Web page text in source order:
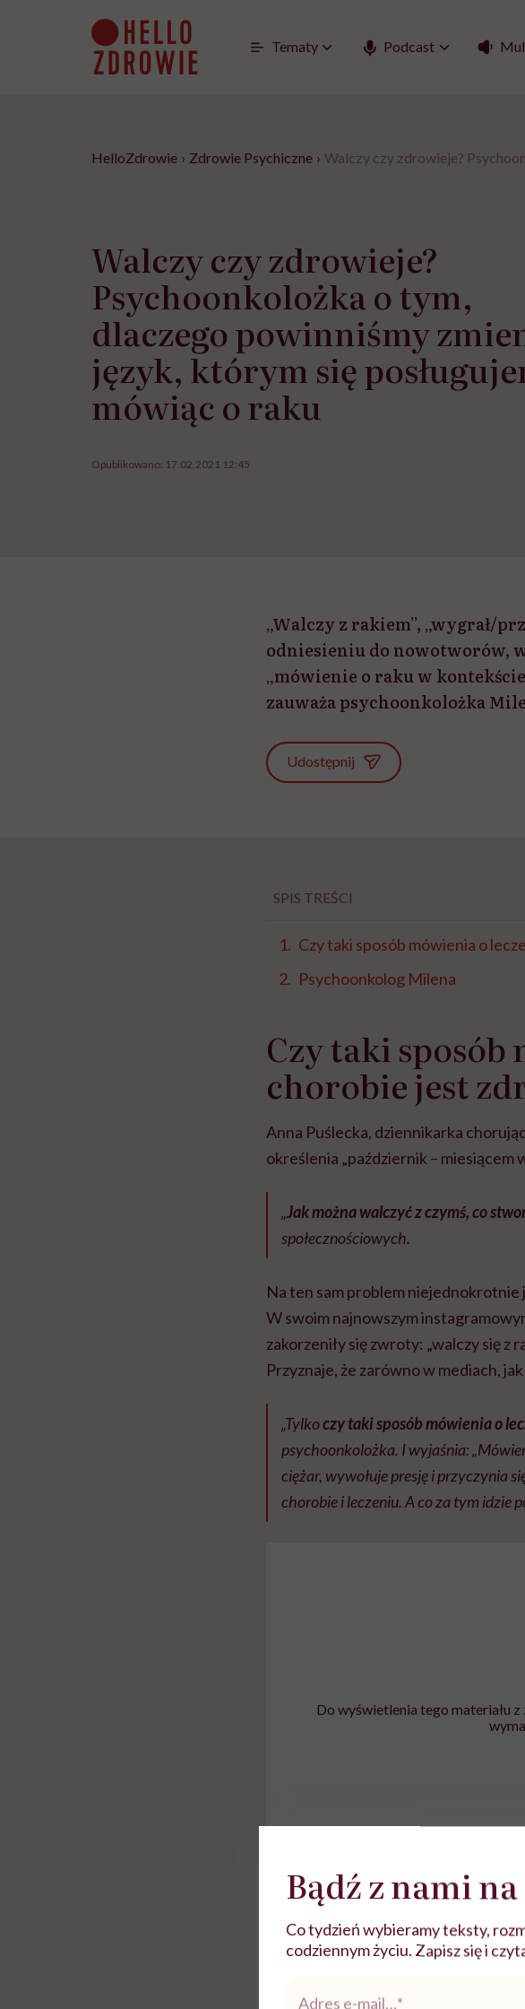
Tematy Podcast
HelloZdrowie › Zdrowie Psychiczne › Walczy czy zdrowieje?
Walczy czy zdrowieje?
Psychoonkolożka o tym,
dlaczego powinniśmy
język, którym się
mówiąc o raku
Opublikowano: 17.02.2021 12:45
„Walczy z rakiem”, „wygrał/
odniesieniu do nowotworów,
„mówienie o raku w
zauważa psychoonkolożka
Udostępnij
SPIS TREŚCI
Czy taki sposób mówienia o
Psychoonkolog Milena
Czy taki
chorobie jest
Anna Puślecka, dziennikarka
określenia „październik – miesiącem
„Jak można walczyć z czymś, co
społecznościowych.
Na ten sam problem niejednokrotnie
W swoim najnowszym
zakorzeniły się zwroty: „walczy się z
Przyznaje, że zarówno w mediach,
„Tylkoczy taki sposób mówienia o
psychoonkolożka. I wyjaśnia:
ciężar, wywołuje presję i przyczynia
chorobie i leczeniu. A co za tym idzie
Do wyświetlenia tego materiału
Na poparcie swoich słów
Bądź z nami
Co tydzień wybieramy teksty,
codziennym życiu. Zapisz się i